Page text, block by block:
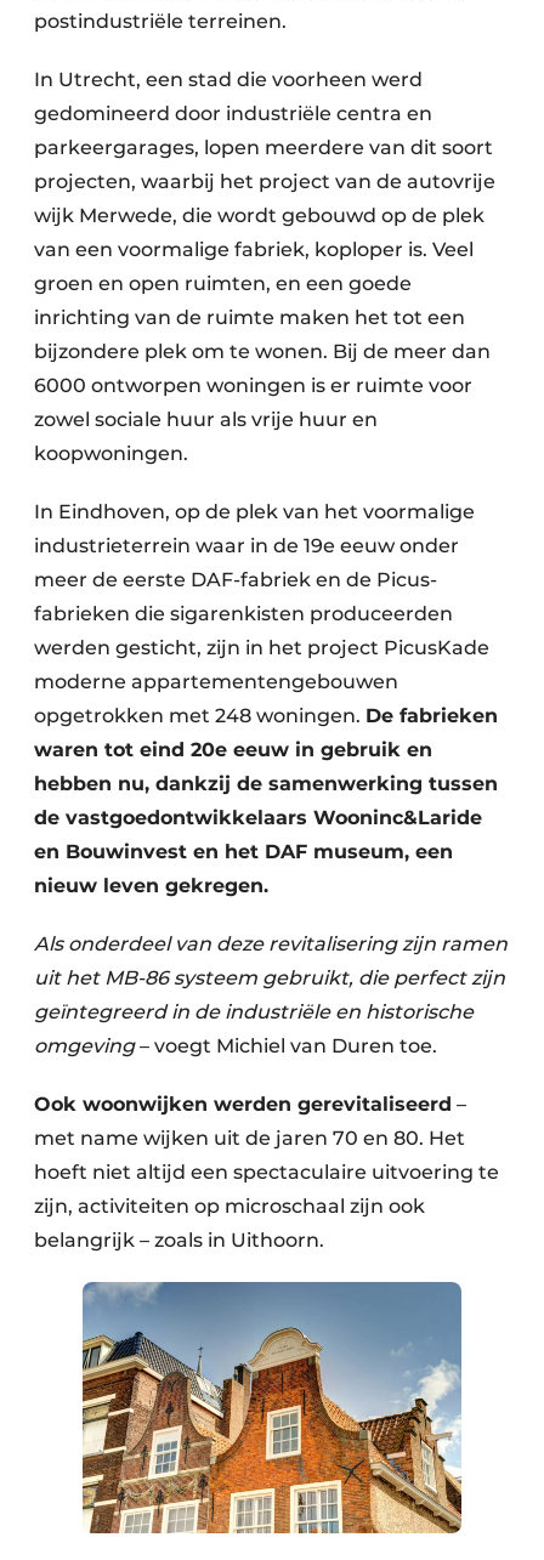
postindustriële terreinen.
In Utrecht, een stad die voorheen werd
gedomineerd door industriële centra en
parkeergarages, lopen meerdere van dit soort
projecten, waarbij het project van de autovrije
wijk Merwede, die wordt gebouwd op de plek
van een voormalige fabriek, koploper is. Veel
groen en open ruimten, en een goede
inrichting van de ruimte maken het tot een
bijzondere plek om te wonen. Bij de meer dan
6000 ontworpen woningen is er ruimte voor
zowel sociale huur als vrije huur en
koopwoningen.
In Eindhoven, op de plek van het voormalige
industrieterrein waar in de 19e eeuw onder
meer de eerste DAF-fabriek en de Picus-
fabrieken die sigarenkisten produceerden
werden gesticht, zijn in het project PicusKade
moderne appartementengebouwen
opgetrokken met 248 woningen. De fabrieken
waren tot eind 20e eeuw in gebruik en
hebben nu, dankzij de samenwerking tussen
de vastgoedontwikkelaars Wooninc&Laride
en Bouwinvest en het DAF museum, een
nieuw leven gekregen.
Als onderdeel van deze revitalisering zijn ramen
uit het MB-86 systeem gebruikt, die perfect zijn
geïntegreerd in de industriële en historische
omgeving– voegt Michiel van Duren toe.
Ook woonwijken werden gerevitaliseerd –
met name wijken uit de jaren 70 en 80. Het
hoeft niet altijd een spectaculaire uitvoering te
zijn, activiteiten op microschaal zijn ook
belangrijk – zoals in Uithoorn.